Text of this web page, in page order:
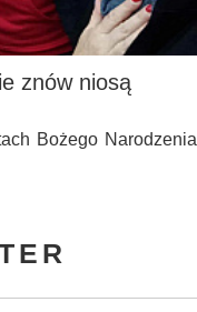
znów niosą
Bożego Narodzenia